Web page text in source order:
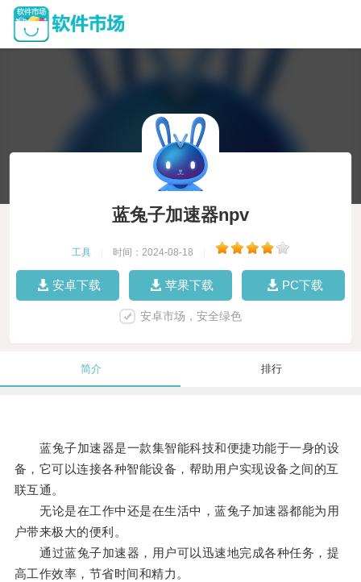
蓝兔子加速器npv
工具 时间：2024-08-18
安卓下载 苹果下载 PC下载
安卓市场，安全绿色
简介 排行
蓝兔子加速器是一款集智能科技和便捷功能于一身的设
备，它可以连接各种智能设备，帮助用户实现设备之间的互
联互通。
无论是在工作中还是在生活中，蓝兔子加速器都能为用
户带来极大的便利。
通过蓝兔子加速器，用户可以迅速地完成各种任务，提
高工作效率，节省时间和精力。